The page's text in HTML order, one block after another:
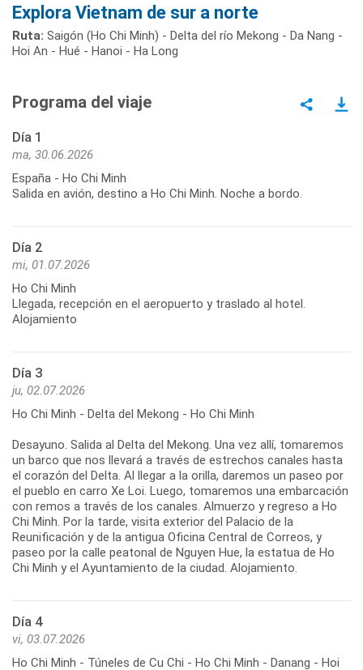
Explora Vietnam de sur a norte
Ruta: Saigón (Ho Chi Minh) - Delta del río Mekong - Da Nang -
Hoi An - Hué - Hanoi - Ha Long
Programa del viaje
Día 1
ma, 30.06.2026
España - Ho Chi Minh
Salida en avión, destino a Ho Chi Minh. Noche a bordo.
Día 2
mi, 01.07.2026
Ho Chi Minh
Llegada, recepción en el aeropuerto y traslado al hotel.
Alojamiento
Día 3
ju, 02.07.2026
Ho Chi Minh - Delta del Mekong - Ho Chi Minh
Desayuno. Salida al Delta del Mekong. Una vez allí, tomaremos
un barco que nos llevará a través de estrechos canales hasta
el corazón del Delta. Al llegar a la orilla, daremos un paseo por
el pueblo en carro Xe Loi. Luego, tomaremos una embarcación
con remos a través de los canales. Almuerzo y regreso a Ho
Chi Minh. Por la tarde, visita exterior del Palacio de la
Reunificación y de la antigua Oficina Central de Correos, y
paseo por la calle peatonal de Nguyen Hue, la estatua de Ho
Día 4
vi, 03.07.2026
Ho Chi Minh - Túneles de Cu Chi - Ho Chi Minh - Danang - Hoi